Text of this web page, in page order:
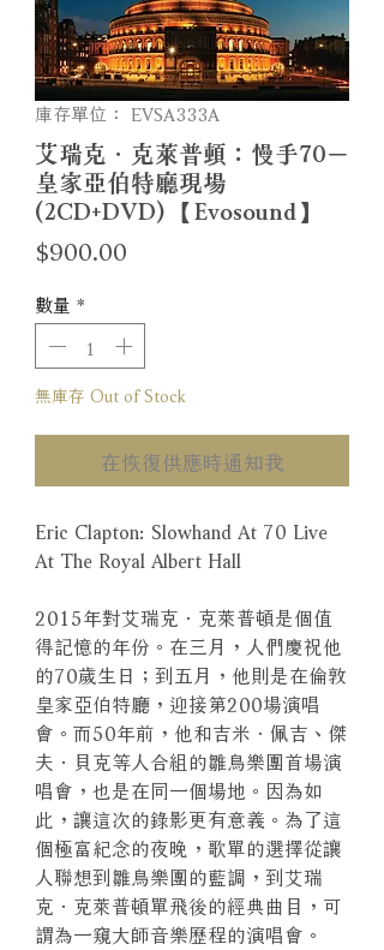
庫存單位： EVSA333A
艾瑞克．克萊普頓：慢手70－
皇家亞伯特廳現場
(2CD+DVD) 【Evosound】
$900.00
數量 *
無庫存 Out of Stock
在恢復供應時通知我
Eric Clapton: Slowhand At 70 Live
At The Royal Albert Hall
2015年對艾瑞克．克萊普頓是個值
得記憶的年份。在三月，人們慶祝他
的70歲生日；到五月，他則是在倫敦
皇家亞伯特廳，迎接第200場演唱
會。而50年前，他和吉米．佩吉、傑
夫．貝克等人合組的雛鳥樂團首場演
唱會，也是在同一個場地。因為如
此，讓這次的錄影更有意義。為了這
個極富紀念的夜晚，歌單的選擇從讓
人聯想到雛鳥樂團的藍調，到艾瑞
克．克萊普頓單飛後的經典曲目，可
謂為一窺大師音樂歷程的演唱會。